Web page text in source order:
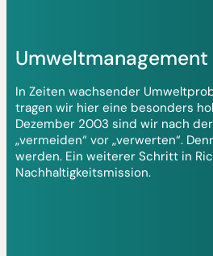
Umweltmanagement
In Zeiten wachsender
tragen wir hier eine besonders
Dezember 2003 sind wir nach
„vermeiden“ vor „verwerten“.
werden. Ein weiterer Schritt in
Nachhaltigkeitsmission.